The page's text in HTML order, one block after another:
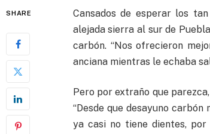
SHARE
Cansados de esperar los
alejada sierra al sur de
carbón. “Nos ofrecieron
anciana mientras le echaba
Pero por extraño que
“Desde que desayuno
ya casi no tiene dientes,